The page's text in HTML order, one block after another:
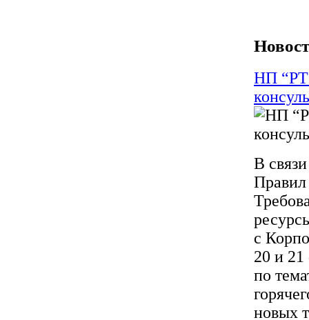
НП
В
Правил
с
20 и 21
по
новых